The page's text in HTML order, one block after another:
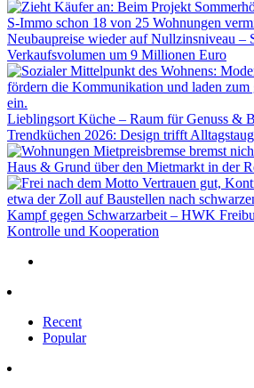
Neubaupreise wieder auf Nullzinsniveau –
Verkaufsvolumen um 9 Millionen Euro
Lieblingsort Küche – Raum für Genuss &
Trendküchen 2026: Design trifft
Mietpreisbremse bremst
Haus & Grund über den Mietmarkt in der
Kampf gegen Schwarzarbeit – HWK
Kontrolle und Kooperation
Recent
Popular